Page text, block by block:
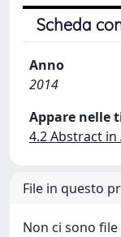
Scheda
Anno
2014
Appare nelle
4.2 Abstract
File in questo
Non ci sono